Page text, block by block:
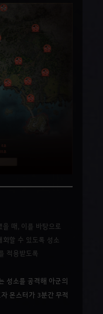
때, 이를 바탕으로
할 수 있도록 성소
적용받도록
성소를 공격해 아군의
자 몬스터가3분간 무적